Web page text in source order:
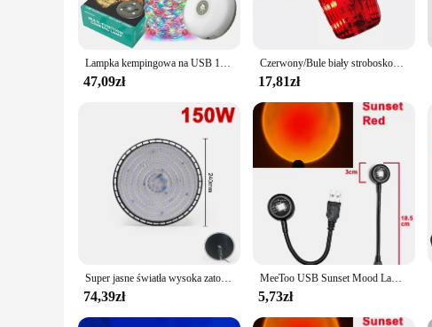
Lampka kempingowa na USB 10-metrowa lampka namiot na zewnątrz lampka LED RGB nastrojowe oświetlenie XTE z haczyk z magnesem
47,09zł
Czerwony/Bule biały stroboskop lampa mocowana na klips sygnał ostrzegawczy ruchu migające światło ostrzeżenie bezpieczeństwo policja ramię skrzynia awaryjne światło
17,81zł
Super jasne światła wysoka zatoka LED W kształcie UFO 200W AC220V wodoodporna komercyjna lampa garażowa warsztatowa na rynku przemysłowym
74,39zł
MeeToo USB Sunset Mood Lamp Led Projector Neonowa lampka nocna do salonu Wystrój sypialni Tło Fotografia Atmosfera ścienna
5,73zł